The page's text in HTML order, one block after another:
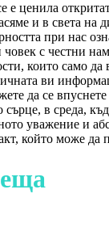
е ценила
и в света на
при нас
с честни
които само да
ви
да се впуснете
в среда,
уважение и
който може да